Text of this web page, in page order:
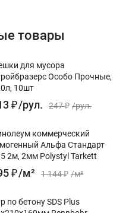
товары
для мусора
Особо Прочные,
10шт
₽/рул. 247₽ /рул.
коммерческий
Альфа Стандарт
2м, 2мм Polystyl Tarkett
₽/м² 1 144₽ /м²
по бетону SDS Plus